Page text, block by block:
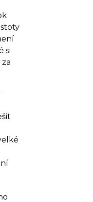
si